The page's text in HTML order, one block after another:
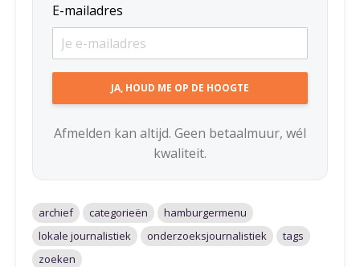
E-mailadres
Afmelden kan altijd. Geen betaalmuur, wél
kwaliteit.
archief categorieën
hamburgermenu
lokale journalistiek
onderzoeksjournalistiek
tags
zoeken